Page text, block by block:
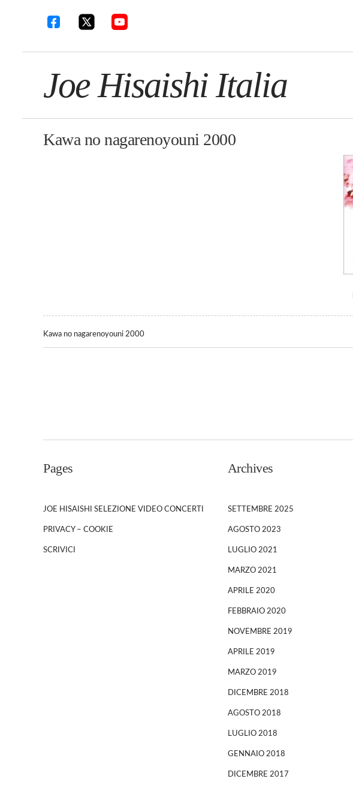
Joe Hisaishi Italia
Kawa no nagarenoyouni 2000
Kawa no nagarenoyouni 2000
Pages
JOE HISAISHI SELEZIONE VIDEO CONCERTI
PRIVACY – COOKIE
SCRIVICI
Archives
SETTEMBRE 2025
AGOSTO 2023
LUGLIO 2021
MARZO 2021
APRILE 2020
FEBBRAIO 2020
NOVEMBRE 2019
APRILE 2019
MARZO 2019
DICEMBRE 2018
AGOSTO 2018
LUGLIO 2018
GENNAIO 2018
DICEMBRE 2017